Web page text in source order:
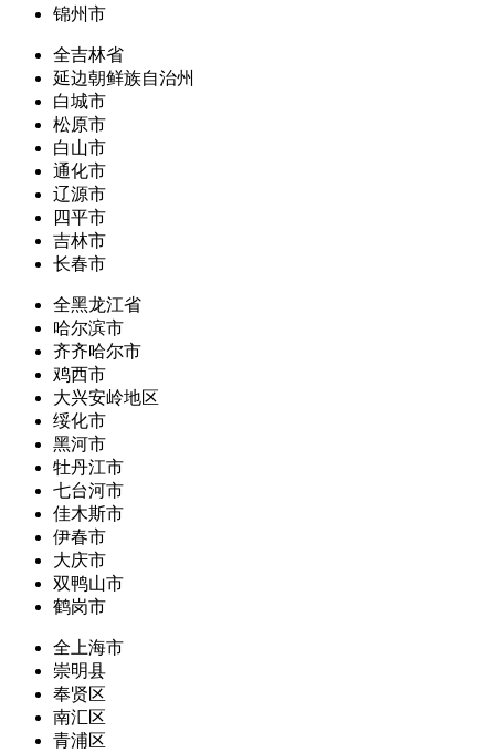
锦州市
全吉林省
延边朝鲜族自治州
白城市
松原市
白山市
通化市
辽源市
四平市
吉林市
长春市
全黑龙江省
哈尔滨市
齐齐哈尔市
鸡西市
大兴安岭地区
绥化市
黑河市
牡丹江市
七台河市
佳木斯市
伊春市
大庆市
双鸭山市
鹤岗市
全上海市
崇明县
奉贤区
南汇区
青浦区